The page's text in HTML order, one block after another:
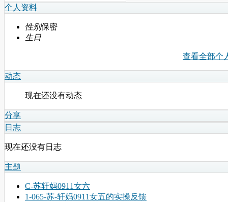
个人资料
性别保密
生日
查看全部个
动态
现在还没有动态
分享
日志
现在还没有日志
主题
C-苏轩妈0911女六
1-065-苏-轩妈0911女五的实操反馈